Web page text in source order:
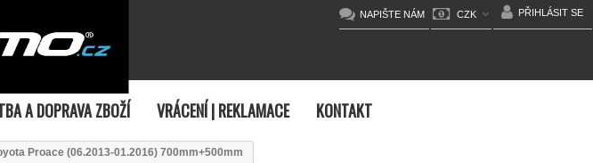
PŘIHLÁSIT SE
CZK
NAPIŠTE NÁM
A DOPRAVA ZBOŽÍ VRÁCENÍ | REKLAMACE KONTAKT
Proace (06.2013-01.2016) 700mm+500mm